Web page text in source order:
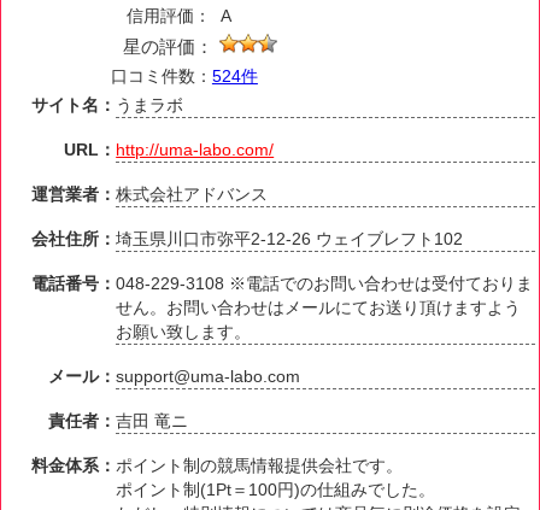
信用評価：
A
星の評価：
口コミ件数： 524件
サイト名： うまラボ
URL： http://uma-labo.com/
運営業者：株式会社アドバンス
会社住所：埼玉県川口市弥平2-12-26 ウェイブレフト102
電話番号：048-229-3108 ※電話でのお問い合わせは受付ておりま
せん。お問い合わせはメールにてお送り頂けますよう
お願い致します。
メール：support@uma-labo.com
責任者：吉田 竜ニ
料金体系： ポイント制の競馬情報提供会社です。
ポイント制(1Pt＝100円)の仕組みでした。